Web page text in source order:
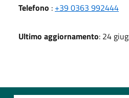
Telefono : +39 0363 992444
Ultimo aggiornamento: 24